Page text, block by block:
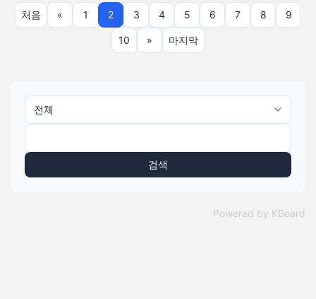
처음 « 1 2 3 4 5 6 7 8 9
10 » 마지막
검색
Powered by KBoard